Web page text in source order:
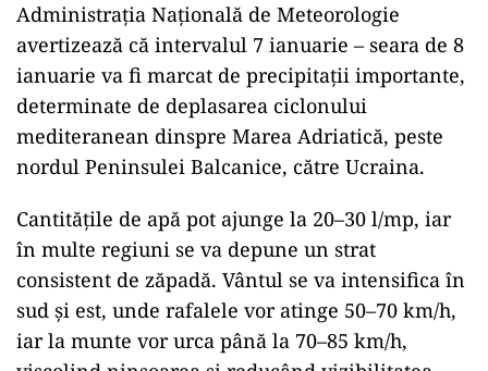
Administrația Națională de Meteorologie
avertizează că intervalul 7 ianuarie – seara de 8
ianuarie va fi marcat de precipitații importante,
determinate de deplasarea ciclonului
mediteranean dinspre Marea Adriatică, peste
nordul Peninsulei Balcanice, către Ucraina.
Cantitățile de apă pot ajunge la 20–30 l/mp, iar
în multe regiuni se va depune un strat
consistent de zăpadă. Vântul se va intensifica în
sud și est, unde rafalele vor atinge 50–70 km/h,
iar la munte vor urca până la 70–85 km/h,